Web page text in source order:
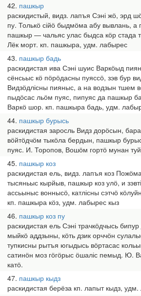
42 пашкыр
раскидистый, видз. лапъя Сэні жӧ, эрд
пу. Толькӧ сійӧ быдмӧма абу вывлань, а
пашкыр — чальяс улас быдса кӧр стада
Лёк морт. кп. пашкыра, удм. лабырес
43 пашкыр бадь
раскидистая ива Сэні шуис Варкӧыд
сёнсьыс кӧ пӧрӧдасны пуяссӧ, зэв бур
Видзӧдлісны пияныс, а на водзын тшем
пыдӧсас льӧм пуяс, пипуяс да пашкыр
Варкӧ шор. кп. пашкыра бадь, удм.
44 пашкыр бурысь
раскидистая заросль Видз дорӧсын,
вӧйтӧдчӧм тыкӧла бердын, пашкыр
пуяс. И. Торопов, Вошӧм гортӧ мунан
45 пашкыр коз
раскидистая ель, видз. лапъя коз
тысяньыс кырйыв, пашкыр коз улӧ, и
ассьыныс воннысӧ, катлісны сэтчӧ
кп. пашкыра кӧз, удм. лабырес кыз
46 пашкыр коз пу
раскидистая ель Сэні трачкӧдчысь
мыйкӧ аддзыны, кӧть дзик орччӧн
тупкисны рытъя югыдысь вӧртасас
сатинӧн моз гӧгӧрыс ӧшаліс пемыд. Ю.
катӧ.
47 пашкыр кыдз
раскидистая берёза кп. лапыт кыдз,